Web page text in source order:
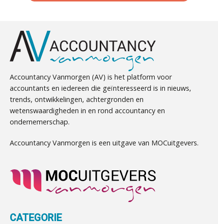
Accountancy Vanmorgen (AV) is het platform voor
accountants en iedereen die geïnteresseerd is in nieuws,
trends, ontwikkelingen, achtergronden en
wetenswaardigheden in en rond accountancy en
ondernemerschap.
Accountancy Vanmorgen is een uitgave van MOCuitgevers.
CATEGORIE